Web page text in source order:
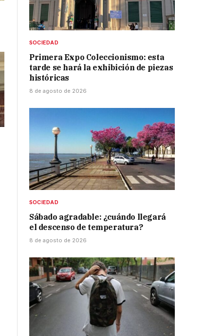
SOCIEDAD
Primera Expo Coleccionismo: esta
tarde se hará la exhibición de piezas
históricas
8 de agosto de 2026
SOCIEDAD
Sábado agradable: ¿cuándo llegará
el descenso de temperatura?
8 de agosto de 2026